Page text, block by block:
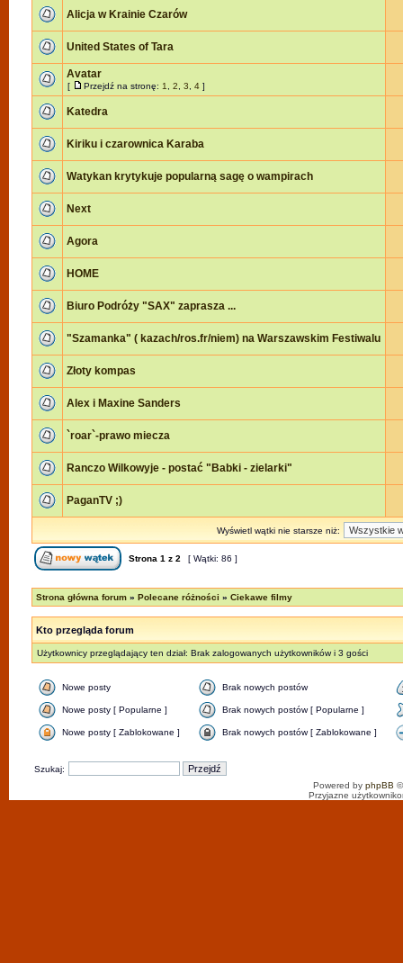
Alicja w Krainie Czarów
United States of Tara
Avatar
[ Przejdź na stronę: 1 2 3 4 ]
Katedra
Kiriku i czarownica Karaba
Watykan krytykuje popularną sagę o wampirach
Next
Agora
HOME
Biuro Podróży "SAX" zaprasza ...
"Szamanka" ( kazach/ros.fr/niem) na Warszawskim Festiwalu
Złoty kompas
Alex i Maxine Sanders
`roar`-prawo miecza
Ranczo Wilkowyje - postać "Babki - zielarki"
PaganTV ;)
Wyświetl wątki nie starsze niż:
Strona 1 z 2 [ Wątki: 86 ]
Strona główna forum » Polecane różności » Ciekawe filmy
Kto przegląda forum
Użytkownicy przeglądający ten dział: Brak zalogowanych użytkowników i 3 gości
Nowe posty Brak nowych postów
Nowe posty [ Popularne ] Brak nowych postów [ Popularne ]
Nowe posty [ Zablokowane ] Brak nowych postów [ Zablokowane ]
Szukaj:
Powered by phpBB
Przyjazne